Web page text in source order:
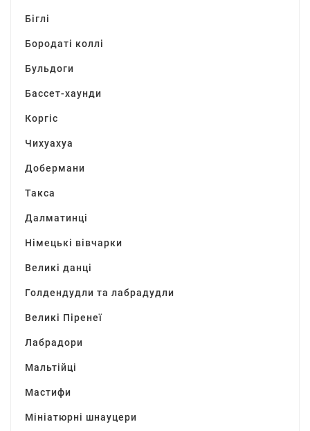
Біглі
Бородаті коллі
Бульдоги
Бассет-хаунди
Коргіс
Чихуахуа
Добермани
Такса
Далматинці
Німецькі вівчарки
Великі данці
Голдендудли та лабрадудли
Великі Піренеї
Лабрадори
Мальтійці
Мастифи
Мініатюрні шнауцери